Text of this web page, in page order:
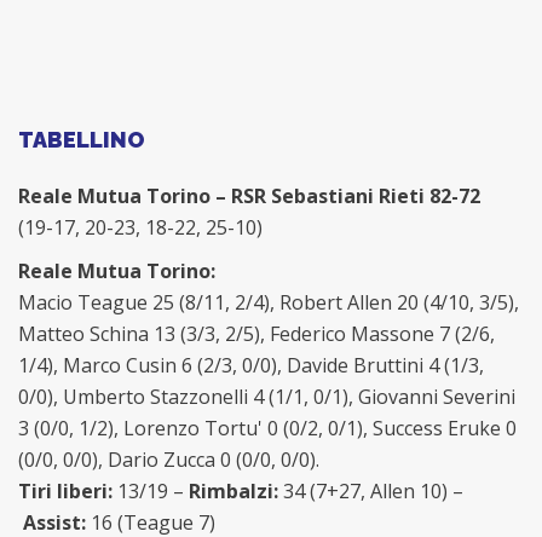
TABELLINO
Reale Mutua Torino – RSR Sebastiani Rieti 82-72
(19-17, 20-23, 18-22, 25-10)
Reale Mutua Torino:
Macio Teague 25 (8/11, 2/4), Robert Allen 20 (4/10, 3/5),
Matteo Schina 13 (3/3, 2/5), Federico Massone 7 (2/6,
1/4), Marco Cusin 6 (2/3, 0/0), Davide Bruttini 4 (1/3,
0/0), Umberto Stazzonelli 4 (1/1, 0/1), Giovanni Severini
3 (0/0, 1/2), Lorenzo Tortu' 0 (0/2, 0/1), Success Eruke 0
(0/0, 0/0), Dario Zucca 0 (0/0, 0/0).
Tiri liberi: 13/19 – Rimbalzi:34 (7+27, Allen 10) –
Assist: 16 (Teague 7)